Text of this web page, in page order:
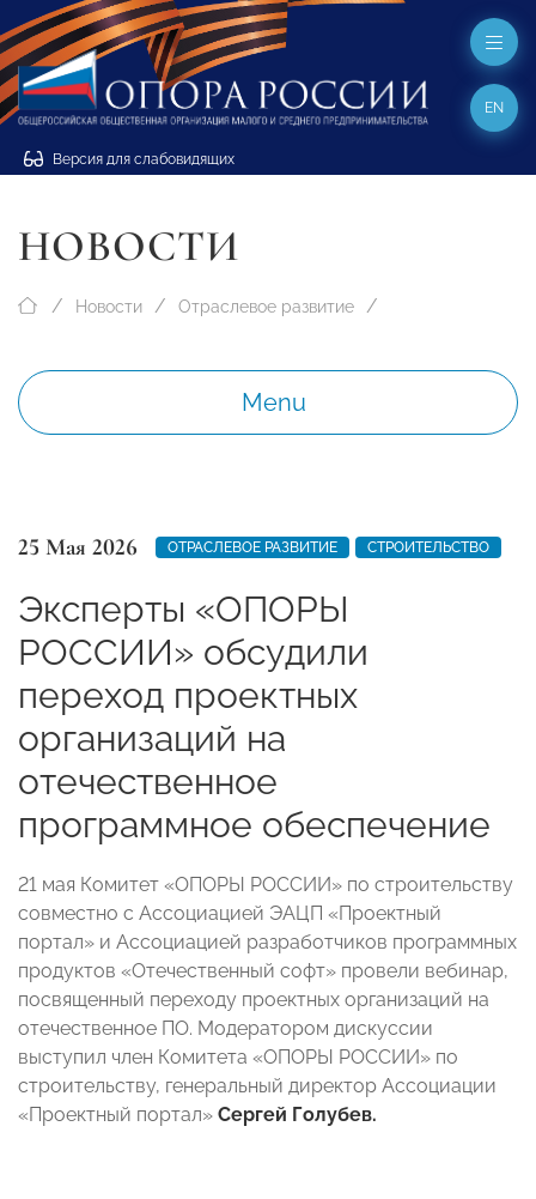
Версия для слабовидящих
EN
НОВОСТИ
Новости Отраслевое развитие
Menu
25 Мая 2026 ОТРАСЛЕВОЕ РАЗВИТИЕ СТРОИТЕЛЬСТВО
Эксперты «ОПОРЫ
РОССИИ» обсудили
переход проектных
организаций на
отечественное
программное обеспечение
21 мая Комитет «ОПОРЫ РОССИИ» по строительству
совместно с Ассоциацией ЭАЦП «Проектный
портал» и Ассоциацией разработчиков программных
продуктов «Отечественный софт» провели вебинар,
посвященный переходу проектных организаций на
отечественное ПО. Модератором дискуссии
выступил член Комитета «ОПОРЫ РОССИИ» по
строительству, генеральный директор Ассоциации
«Проектный портал» Сергей Голубев.